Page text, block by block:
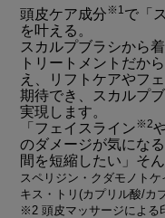
頭皮ケア成分※1 で「
を叶える。
スカルプブラシから
トリートメントだか
え、リフトケアやフ
期待でき、スカルプ
実現します。
「フェイスライン※2
のダメージが気にな
間を短縮したい」そ
スペリジン・クダモノト
キス・トリ(カプリル酸/カ
※2 頭皮マッサージによる